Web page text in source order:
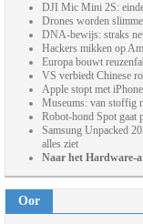
DJI Mic Mini 2S:
Drones worden
DNA-bewijs: straks
Hackers mikken op
Europa bouwt
VS verbiedt Chinese
Apple stopt met
Museums: van stoffig
Robot-hond Spot gaat
Samsung Unpacked
alles ziet
Naar het Hardware-
Oor